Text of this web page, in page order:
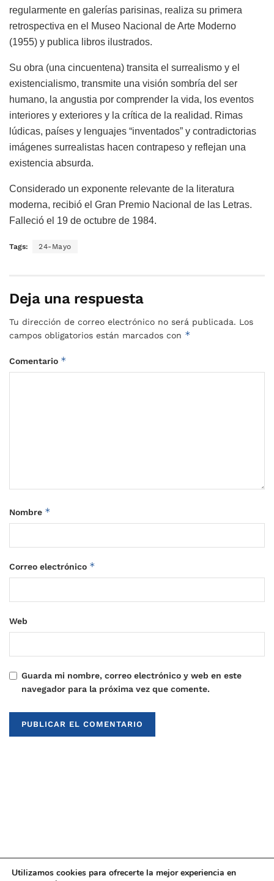
regularmente en galerías parisinas, realiza su primera
retrospectiva en el Museo Nacional de Arte Moderno
(1955) y publica libros ilustrados.
Su obra (una cincuentena) transita el surrealismo y el
existencialismo, transmite una visión sombría del ser
humano, la angustia por comprender la vida, los eventos
interiores y exteriores y la crítica de la realidad. Rimas
lúdicas, países y lenguajes “inventados” y contradictorias
imágenes surrealistas hacen contrapeso y reflejan una
existencia absurda.
Considerado un exponente relevante de la literatura
moderna, recibió el Gran Premio Nacional de las Letras.
Falleció el 19 de octubre de 1984.
Tags: 24-Mayo
Deja una respuesta
Tu dirección de correo electrónico no será publicada. Los
campos obligatorios están marcados con *
Comentario *
Nombre *
Correo electrónico *
Web
Guarda mi nombre, correo electrónico y web en este
navegador para la próxima vez que comente.
Utilizamos cookies para ofrecerte la mejor experiencia en